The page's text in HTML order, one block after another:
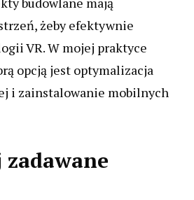
żeby efektywnie
VR. W mojej praktyce
opcją jest optymalizacja
i zainstalowanie mobilnych
zadawane